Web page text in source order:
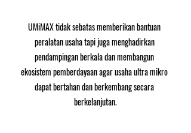
UMiMAX tidak sebatas memberikan bantuan
peralatan usaha tapi juga menghadirkan
pendampingan berkala dan membangun
ekosistem pemberdayaan agar usaha ultra mikro
dapat bertahan dan berkembang secara
berkelanjutan.